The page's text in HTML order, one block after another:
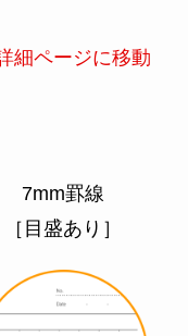
細ページに移動
7mm罫線
［目盛あり］